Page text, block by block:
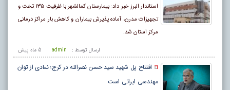
استاندار البرز خبر داد: بیمارستان کمالشهر با ظرفیت ۱۳۵ تخت و
تجهیزات مدرن، آماده پذیرش بیماران و کاهش بار مراکز درمانی
مرکز استان شد.
5 ماه پيش ارسال توسط : admin
افتتاح پل شهید سید حسن نصرالله در کرج؛ نمادی از توان
مهندسی ایرانی است